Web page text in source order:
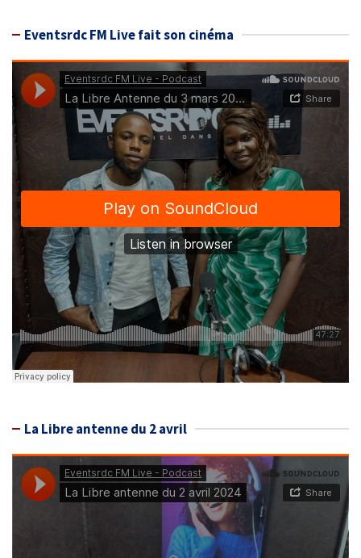
Eventsrdc FM Live fait son cinéma
La Libre antenne du 2 avril